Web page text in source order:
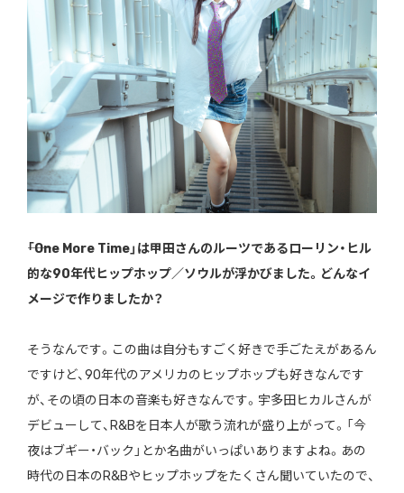
――「One More Time」は甲田さんのルーツであるローリン・ヒル
的な90年代ヒップホップ／ソウルが浮かびました。どんなイ
メージで作りましたか？
そうなんです。この曲は自分もすごく好きで手ごたえがあるん
ですけど、90年代のアメリカのヒップホップも好きなんです
が、その頃の日本の音楽も好きなんです。宇多田ヒカルさんが
デビューして、R&Bを日本人が歌う流れが盛り上がって。「今
夜はブギー・バック」とか名曲がいっぱいありますよね。あの
時代の日本のR&Bやヒップホップをたくさん聞いていたので、